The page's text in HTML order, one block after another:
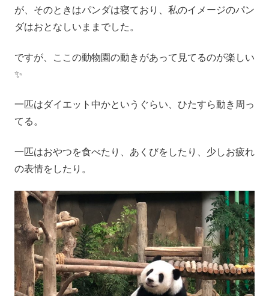
が、そのときはパンダは寝ており、私のイメージのパン
ダはおとなしいままでした。
ですが、ここの動物園の動きがあって見てるのが楽しい
✨
一匹はダイエット中かというぐらい、ひたすら動き周っ
てる。
一匹はおやつを食べたり、あくびをしたり、少しお疲れ
の表情をしたり。